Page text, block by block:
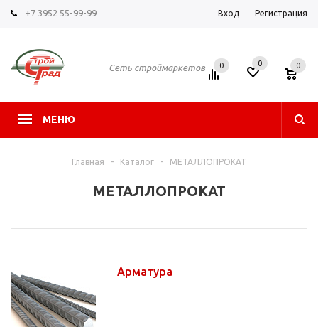
+7 3952 55-99-99 Вход Регистрация
Сеть строймаркетов
МЕНЮ
0 0 0
Главная - Каталог - МЕТАЛЛОПРОКАТ
МЕТАЛЛОПРОКАТ
Арматура